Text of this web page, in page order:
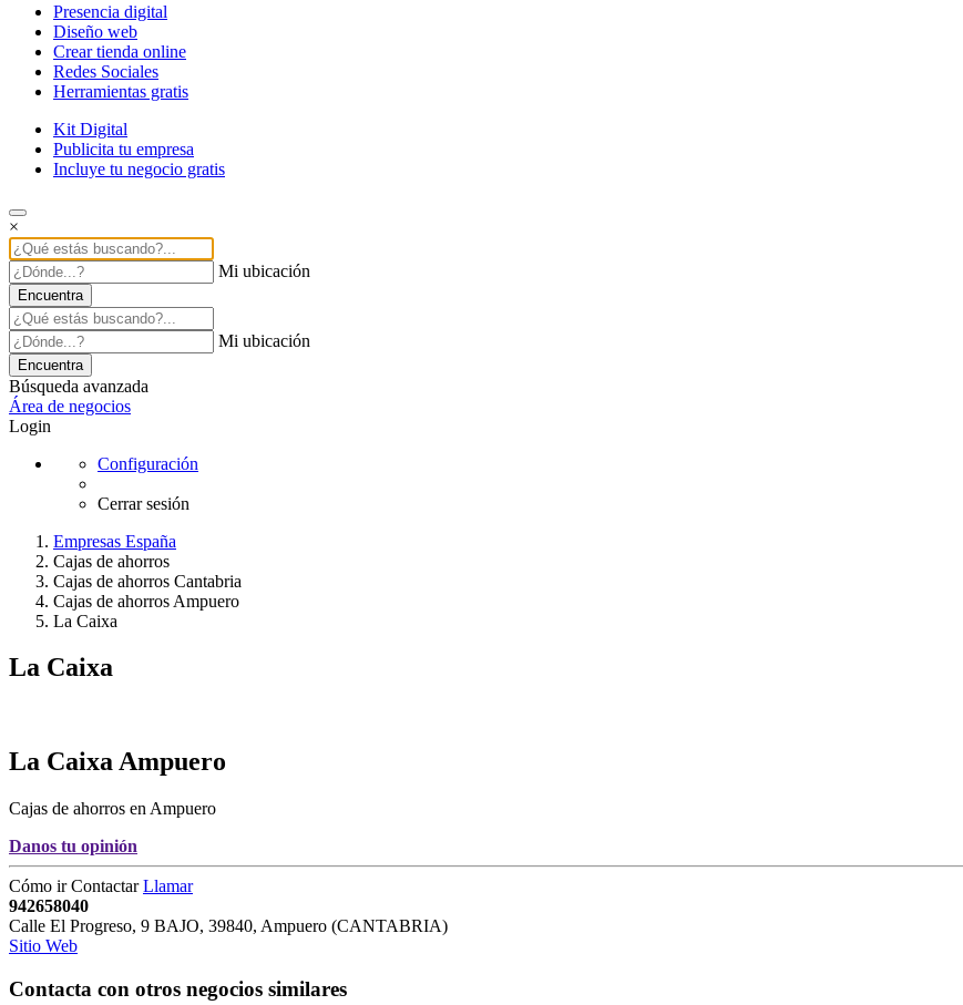
Presencia digital
Diseño web
Crear tienda online
Redes Sociales
Herramientas gratis
Kit Digital
Publicita tu empresa
Incluye tu negocio gratis
×
Mi ubicación
Encuentra
Mi ubicación
Encuentra
Búsqueda avanzada
Área de negocios
Login
Configuración
Cerrar sesión
Empresas España
Cajas de ahorros
Cajas de ahorros Cantabria
Cajas de ahorros Ampuero
La Caixa
La Caixa
La CaixaAmpuero
Cajas de ahorros en Ampuero
Danos tu opinión
Cómo irContactarLlamar
942658040
Calle El Progreso, 9 BAJO, 39840, Ampuero (CANTABRIA)
Sitio Web
Contacta con otros negocios similares